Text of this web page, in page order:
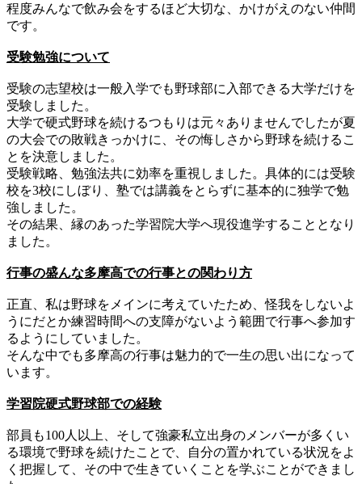
程度みんなで飲み会をするほど大切な、かけがえのない仲間
です。
受験勉強について
受験の志望校は一般入学でも野球部に入部できる大学だけを
受験し ました。
大学で硬式野球を続けるつもりは元々ありませんでしたが夏
の大会での敗戦きっかけに、その悔しさから野球を続けるこ
とを決意しました。
受験戦略、勉強法共に効率を重視しました。 具体的には受験
校を3校にしぼり、 塾では講義をとらずに基本的に独学で勉
強しました。
その結果、縁のあった学習院大学へ現役進学することとなり
ました。
行事の盛んな多摩高での行事との関わり方
正直、私は野球をメインに考えていたため、怪我をしないよ
うにだとか練習時間への支障がないよう範囲で行事へ参加す
るようにしていま した。
そんな中でも多摩高の行事は魅力的で一生の思い出になって
います。
学習院硬式野球部での経験
部員も100人以上、 そして強豪私立出身のメンバーが多くい
る環境で野球を続けたこと で、自分の置かれている状況をよ
く把握して、その中で生きていくことを学ぶことができまし